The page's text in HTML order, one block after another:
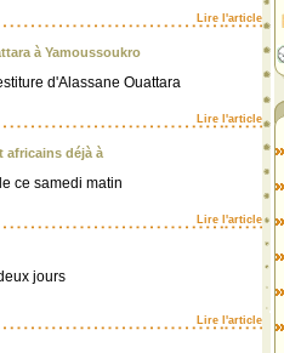
Lire l'article
à Yamoussoukro
d'Alassane Ouattara
Lire l'article
africains déjà à
ce samedi matin
Lire l'article
jours
Lire l'article